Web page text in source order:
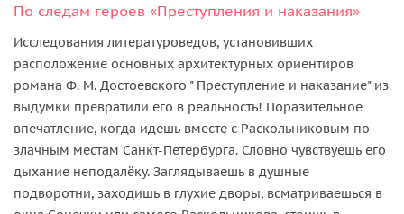
По следам героев «Преступления и наказания»
Исследования литературоведов, установивших
расположение основных архитектурных ориентиров
романа Ф. М. Достоевского " Преступление и наказание" из
выдумки превратили его в реальность! Поразительное
впечатление, когда идешь вместе с Раскольниковым по
злачным местам Санкт-Петербурга. Словно чувствуешь его
дыхание неподалёку. Заглядываешь в душные
подворотни, заходишь в глухие дворы, всматриваешься в